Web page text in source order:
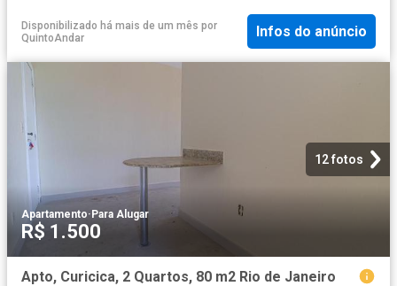
Disponibilizado há mais de um mês por
QuintoAndar
Infos do anúncio
12 fotos
Apartamento·Para Alugar
R$ 1.500
Apto, Curicica, 2 Quartos, 80 m2 Rio de Janeiro